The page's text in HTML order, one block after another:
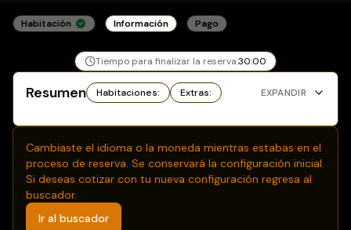
Habitación Información Pago
Tiempo para finalizar la reserva:30:00
Resumen Habitaciones: Extras: EXPANDIR
Cambiaste el idioma o la moneda mientras estabas en el
proceso de reserva. Se conservará la configuración inicial.
Si deseas cotizar con tu nueva configuración regresa al
buscador.
Ir al buscador